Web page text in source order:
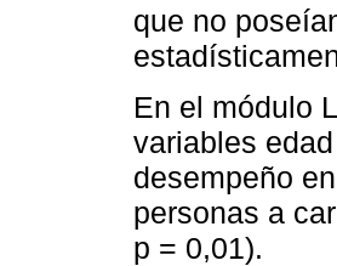
que no
En el módulo
variables
desempeño
personas a
p = 0,01).